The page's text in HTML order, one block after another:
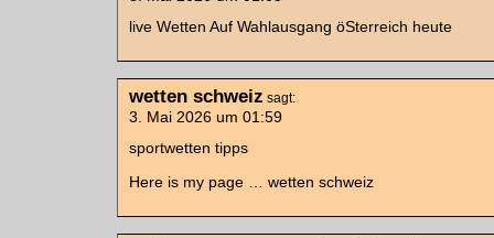
live Wetten Auf Wahlausgang öSterreich heute
wetten schweiz sagt:
3. Mai 2026 um 01:59
sportwetten tipps
Here is my page … wetten schweiz